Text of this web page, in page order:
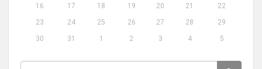
16
17 18 19 20 21
22
23
24 25 26 27 28
29
30
31 1 2 3 4 5